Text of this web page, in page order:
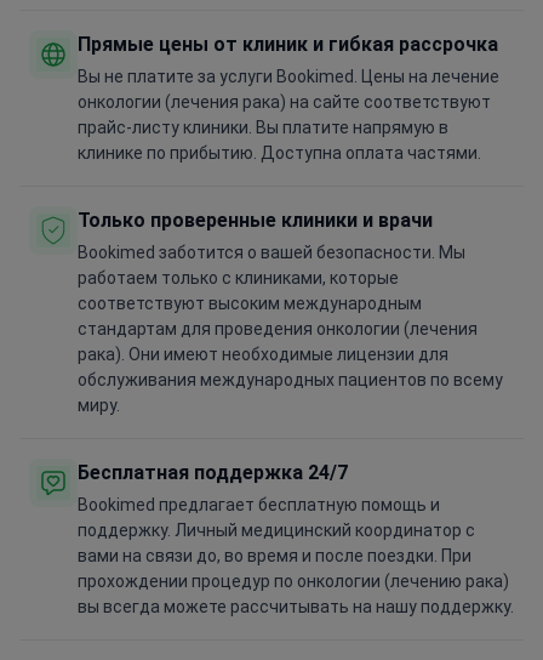
Прямые цены от клиник и гибкая рассрочка
Вы не платите за услуги Bookimed. Цены на лечение
онкологии (лечения рака) на сайте соответствуют
прайс-листу клиники. Вы платите напрямую в
клинике по прибытию. Доступна оплата частями.
Только проверенные клиники и врачи
Bookimed заботится о вашей безопасности. Мы
работаем только с клиниками, которые
соответствуют высоким международным
стандартам для проведения онкологии (лечения
рака). Они имеют необходимые лицензии для
обслуживания международных пациентов по всему
миру.
Бесплатная поддержка 24/7
Bookimed предлагает бесплатную помощь и
поддержку. Личный медицинский координатор с
вами на связи до, во время и после поездки. При
прохождении процедур по онкологии (лечению рака)
вы всегда можете рассчитывать на нашу поддержку.